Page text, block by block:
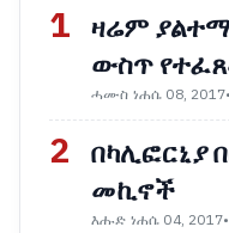
1 ዛሬም
ውስጥ
ሓሙስ ነሐሴ 08, 2017•
2 በካሊፎርኒያ
መኪኖች
እሑድ ነሐሴ 04, 2017•